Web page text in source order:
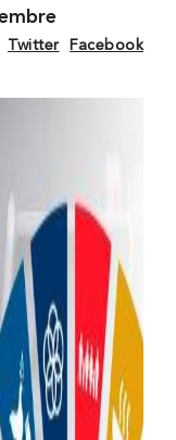
Twitter Facebook